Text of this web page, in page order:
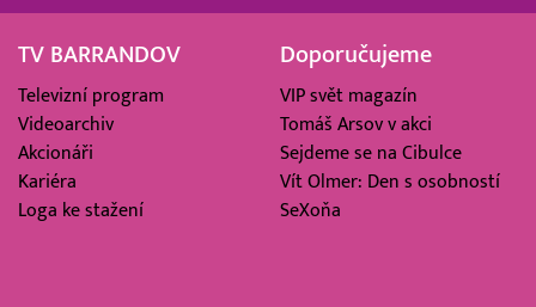
TV BARRANDOV
Televizní program
Videoarchiv
Akcionáři
Kariéra
Loga ke stažení
Doporučujeme
VIP svět magazín
Tomáš Arsov v akci
Sejdeme se na Cibulce
Vít Olmer: Den s osobností
SeXoňa